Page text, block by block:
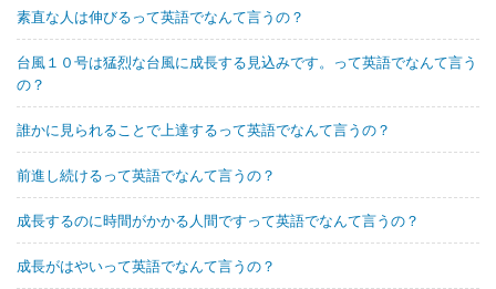
素直な人は伸びるって英語でなんて言うの？
台風１０号は猛烈な台風に成長する見込みです。って英語でなんて言う
の？
誰かに見られることで上達するって英語でなんて言うの？
前進し続けるって英語でなんて言うの？
成長するのに時間がかかる人間ですって英語でなんて言うの？
成長がはやいって英語でなんて言うの？